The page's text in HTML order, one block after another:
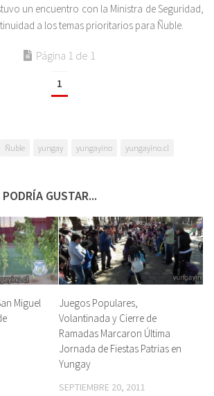
un encuentro con la Ministra de Seguridad,
a los temas prioritarios para Ñuble.
Página 1 de 1
1
Ñuble yungay yungayino yungayino.cl
GUSTAR...
Miguel
Juegos Populares,
Volantinada y Cierre de
Ramadas Marcaron Última
Jornada de Fiestas Patrias en
Yungay
SEPTIEMBRE 20, 2011